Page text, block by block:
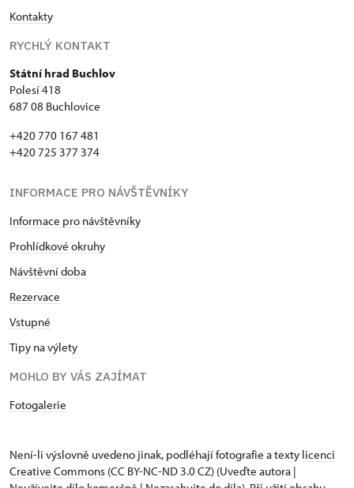
Kontakty
RYCHLÝ KONTAKT
Státní hrad Buchlov
Polesí 418
687 08 Buchlovice
+420 770 167 481
+420 725 377 374
INFORMACE PRO NÁVŠTĚVNÍKY
Informace pro návštěvníky
Prohlídkové okruhy
Návštěvní doba
Rezervace
Vstupné
Tipy na výlety
MOHLO BY VÁS ZAJÍMAT
Fotogalerie
Není-li výslovně uvedeno jinak, podléhají fotografie a texty licenci
Creative Commons (CC BY-NC-ND 3.0 CZ) (Uveďte autora |